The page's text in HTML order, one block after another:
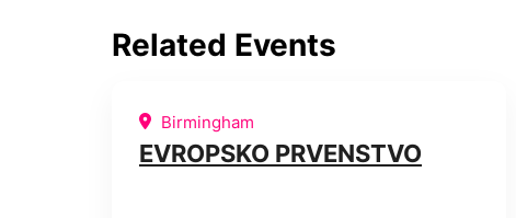
Related Events
Birmingham
EVROPSKO PRVENSTVO